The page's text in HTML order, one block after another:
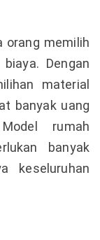
orang memilih
Dengan
material
banyak uang
rumah
banyak
keseluruhan